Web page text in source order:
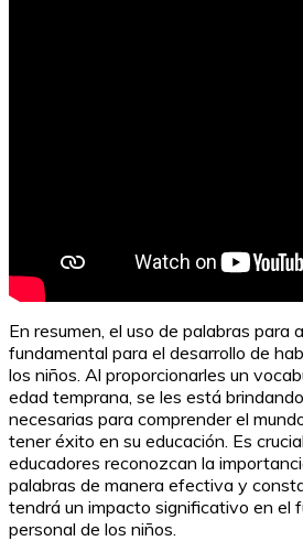
En resumen, el uso de palabras para
fundamental para el desarrollo de
los niños. Al proporcionarles un
edad temprana, se les está
necesarias para comprender el
tener éxito en su educación. Es
educadores reconozcan la
palabras de manera efectiva y
tendrá un impacto significativo en el
personal de los niños.